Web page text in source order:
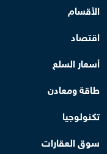
الأقسام
اقتصاد
أسعار السلع
طاقة ومعادن
تكنولوجيا
سوق العقارات